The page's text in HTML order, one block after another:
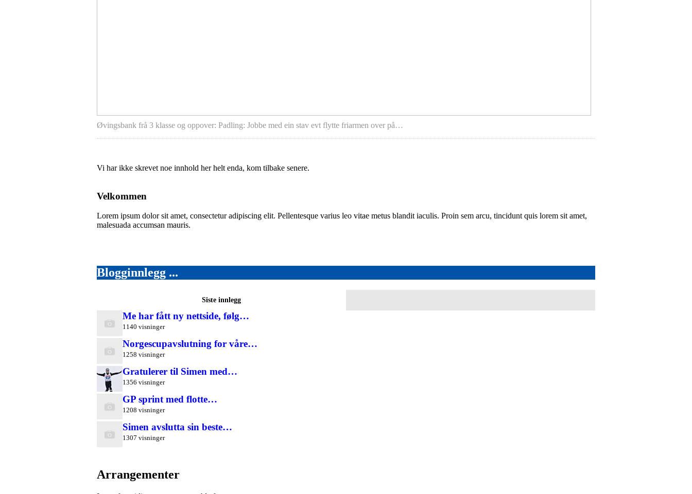
Øvingsbank frå 3 klasse og oppover: Padling: Jobbe med ein stav evt flytte friarmen over på…
Vi har ikke skrevet noe innhold her helt enda, kom tilbake senere.
Velkommen
Lorem ipsum dolor sit amet, consectetur adipiscing elit. Pellentesque varius leo vitae metus blandit iaculis. Proin sem arcu, tincidunt quis lorem sit amet,
malesuada accumsan mauris.
Blogginnlegg ...
Siste innlegg
Me har fått ny nettside, følg…
1140 visninger
Norgescupavslutning for våre…
1258 visninger
Gratulerer til Simen med…
1356 visninger
GP sprint med flotte…
1208 visninger
Simen avslutta sin beste…
1307 visninger
Arrangementer